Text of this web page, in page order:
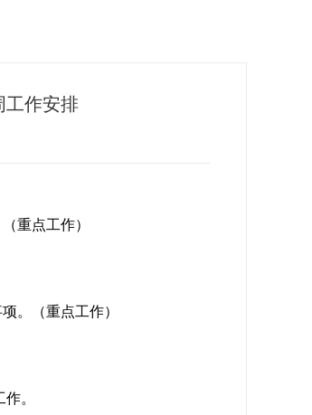
工作安排
重点工作）
。（重点工作）
。